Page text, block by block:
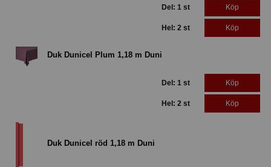
Del: 1 st Köp
Hel: 2 st Köp
Duk Dunicel Plum 1,18 m Duni
Del: 1 st Köp
Hel: 2 st Köp
Duk Dunicel röd 1,18 m Duni